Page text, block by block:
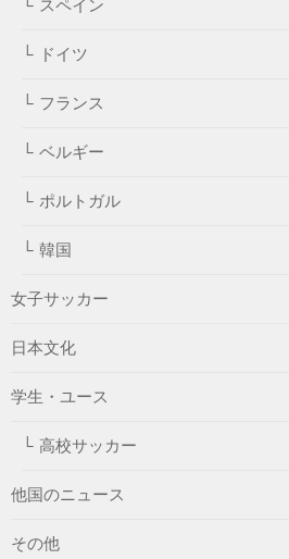
スペイン
ドイツ
フランス
ベルギー
ポルトガル
韓国
女子サッカー
日本文化
学生・ユース
高校サッカー
他国のニュース
その他